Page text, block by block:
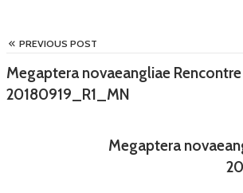
PREVIOUS POST
Megaptera novaeangliae Rencontre
20180919_R1_MN
Megaptera